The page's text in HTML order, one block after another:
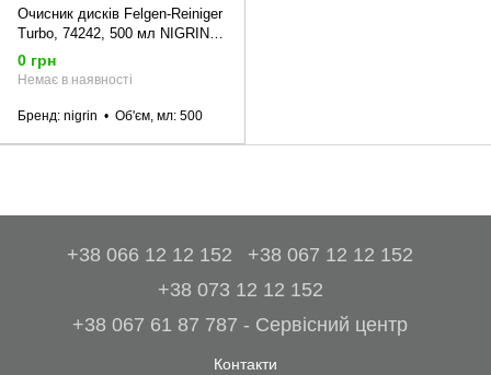
Очисник дисків Felgen-Reiniger
Turbo, 74242, 500 мл NIGRIN
Performance
0 грн
Немає в наявності
Бренд nigrin Об'єм, мл 500
+38 066 12 12 152
+38 067 12 12 152
+38 073 12 12 152
+38 067 61 87 787 - Сервісний центр
Контакти